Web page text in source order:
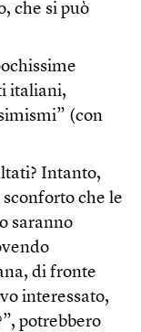
che si può
italiani,
(con
Intanto,
che le
saranno
di fronte
interessato,
potrebbero